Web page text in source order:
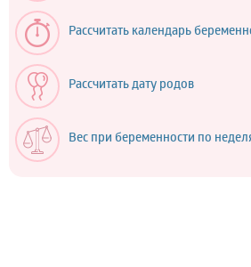
Рассчитать календарь
Рассчитать дату родов
Вес при беременности по